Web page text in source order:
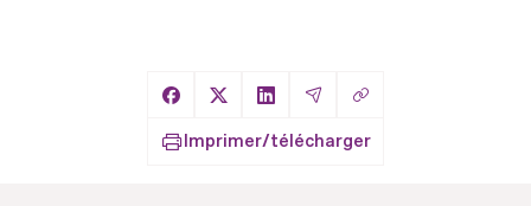
Partager sur Facebook
Partager sur X
Partager sur LinkedIn
Partager par Email
Copier le lien
Imprimer/télécharger